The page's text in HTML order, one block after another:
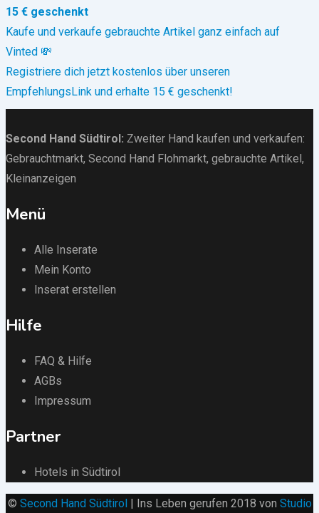
15 € geschenkt
Kaufe und verkaufe gebrauchte Artikel ganz einfach auf
Vinted 💸
Registriere dich jetzt kostenlos über unseren
EmpfehlungsLink und erhalte 15 € geschenkt!
Second Hand Südtirol : Zweiter Hand kaufen und verkaufen:
Gebrauchtmarkt, Second Hand Flohmarkt, gebrauchte Artikel ,
Kleinanzeigen
Menü
Alle Inserate
Mein Konto
Inserat erstellen
Hilfe
FAQ & Hilfe
AGBs
Impressum
Partner
Hotels in Südtirol
© Second Hand Südtirol | Ins Leben gerufen 2018 von Studio